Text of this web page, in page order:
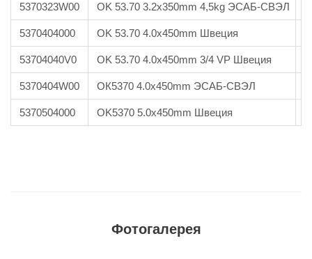
5370323W00 OK 53.70 3.2x350mm 4,5kg ЭСАБ-СВЭЛ
5370404000 OK 53.70 4.0x450mm Швеция
53704040V0 OK 53.70 4.0x450mm 3/4 VP Швеция
5370404W00 ОК5370 4.0x450mm ЭСАБ-СВЭЛ
5370504000 OK5370 5.0x450mm Швеция
Фотогалерея